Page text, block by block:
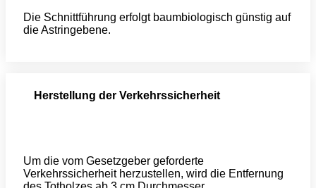
Die Schnittführung erfolgt baumbiologisch günstig auf
die Astringebene.
Herstellung der Verkehrssicherheit
Um die vom Gesetzgeber geforderte
Verkehrssicherheit herzustellen, wird die Entfernung